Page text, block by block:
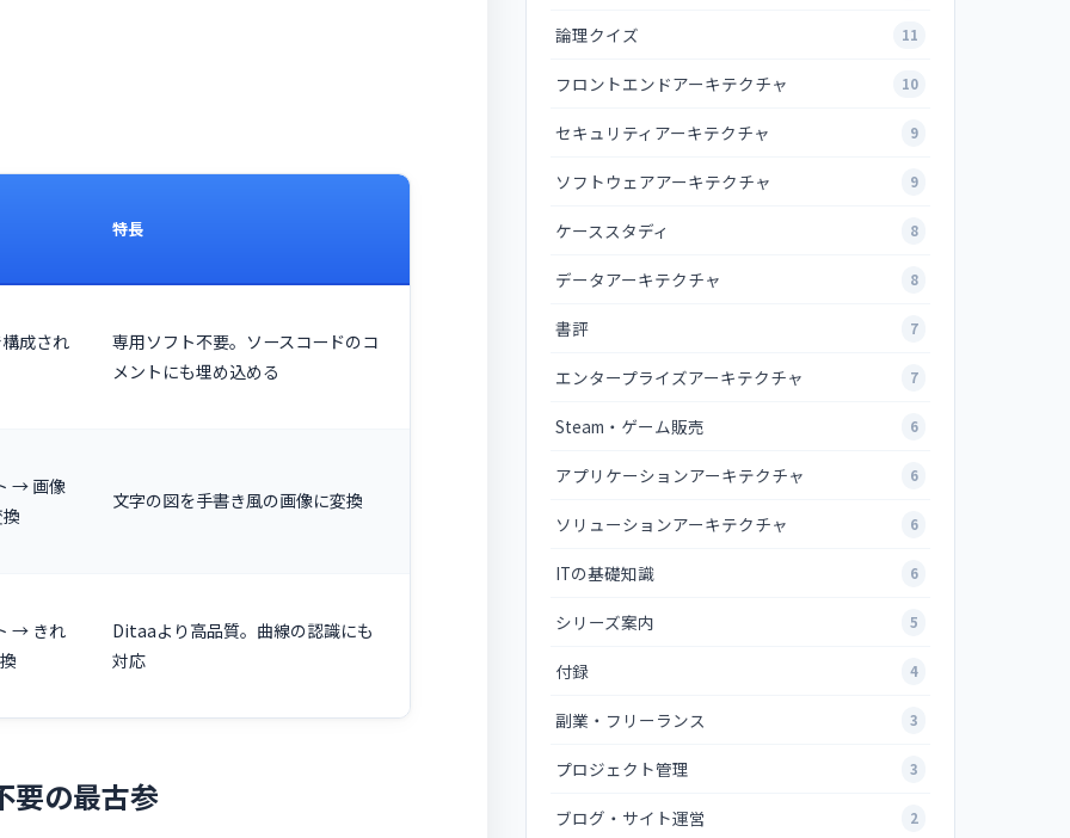
特長
成され
専用ソフト不要。ソースコードのコ
メントにも埋め込める
→ 画像
文字の図を手書き風の画像に変換
→ きれ
Ditaaより高品質。曲線の認識にも
対応
要の最古参
論理クイズ 11
フロントエンドアーキテクチャ 10
セキュリティアーキテクチャ 9
ソフトウェアアーキテクチャ 9
ケーススタディ 8
データアーキテクチャ 8
書評 7
エンタープライズアーキテクチャ 7
Steam・ゲーム販売 6
アプリケーションアーキテクチャ 6
ソリューションアーキテクチャ 6
ITの基礎知識 6
シリーズ案内 5
付録 4
副業・フリーランス 3
プロジェクト管理 3
ブログ・サイト運営 2